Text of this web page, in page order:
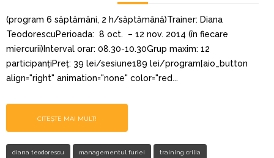
(program 6 săptămâni, 2 h/săptămână)Trainer: Diana
TeodorescuPerioada: 8 oct. – 12 nov. 2014 (în fiecare
miercurii)Interval orar: 08.30-10.30Grup maxim: 12
participanțiPreț: 39 lei/sesiune189 lei/program[aio_button
align="right" animation="none" color="red...
CITEȘTE MAI MULT!
diana teodorescu managementul furiei training crilia